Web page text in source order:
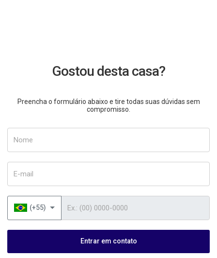
Gostou desta casa?
Preencha o formulário abaixo e tire todas suas dúvidas sem
compromisso.
(+55)
Entrar em contato